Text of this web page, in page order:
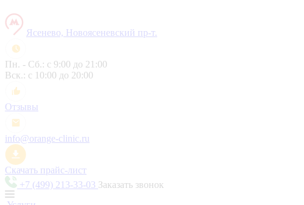
Ясенево, Новоясеневский пр-т.
Пн. - Сб.: с 9:00 до 21:00
Вск.: с 10:00 до 20:00
Отзывы
info@orange-clinic.ru
Скачать прайс-лист
+7 (499) 213-33-03 Заказать звонок